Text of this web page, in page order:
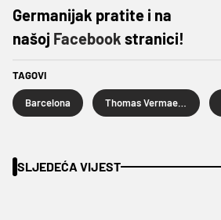
Germanijak pratite i na
našoj Facebook stranici!
TAGOVI
Barcelona
SLJEDEĆA VIJEST